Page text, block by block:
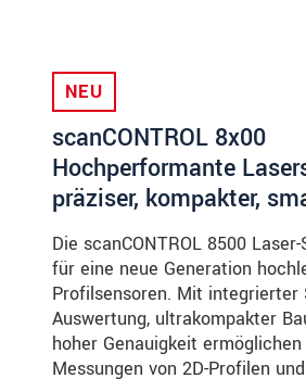
NEU
scanCONTROL 8x00
Hochperformante
präziser, kompakter,
Die scanCONTROL 8500
für eine neue Generation
Profilsensoren. Mit integrierter
Auswertung, ultrakompakter
hoher Genauigkeit
Messungen von 2D-Profilen